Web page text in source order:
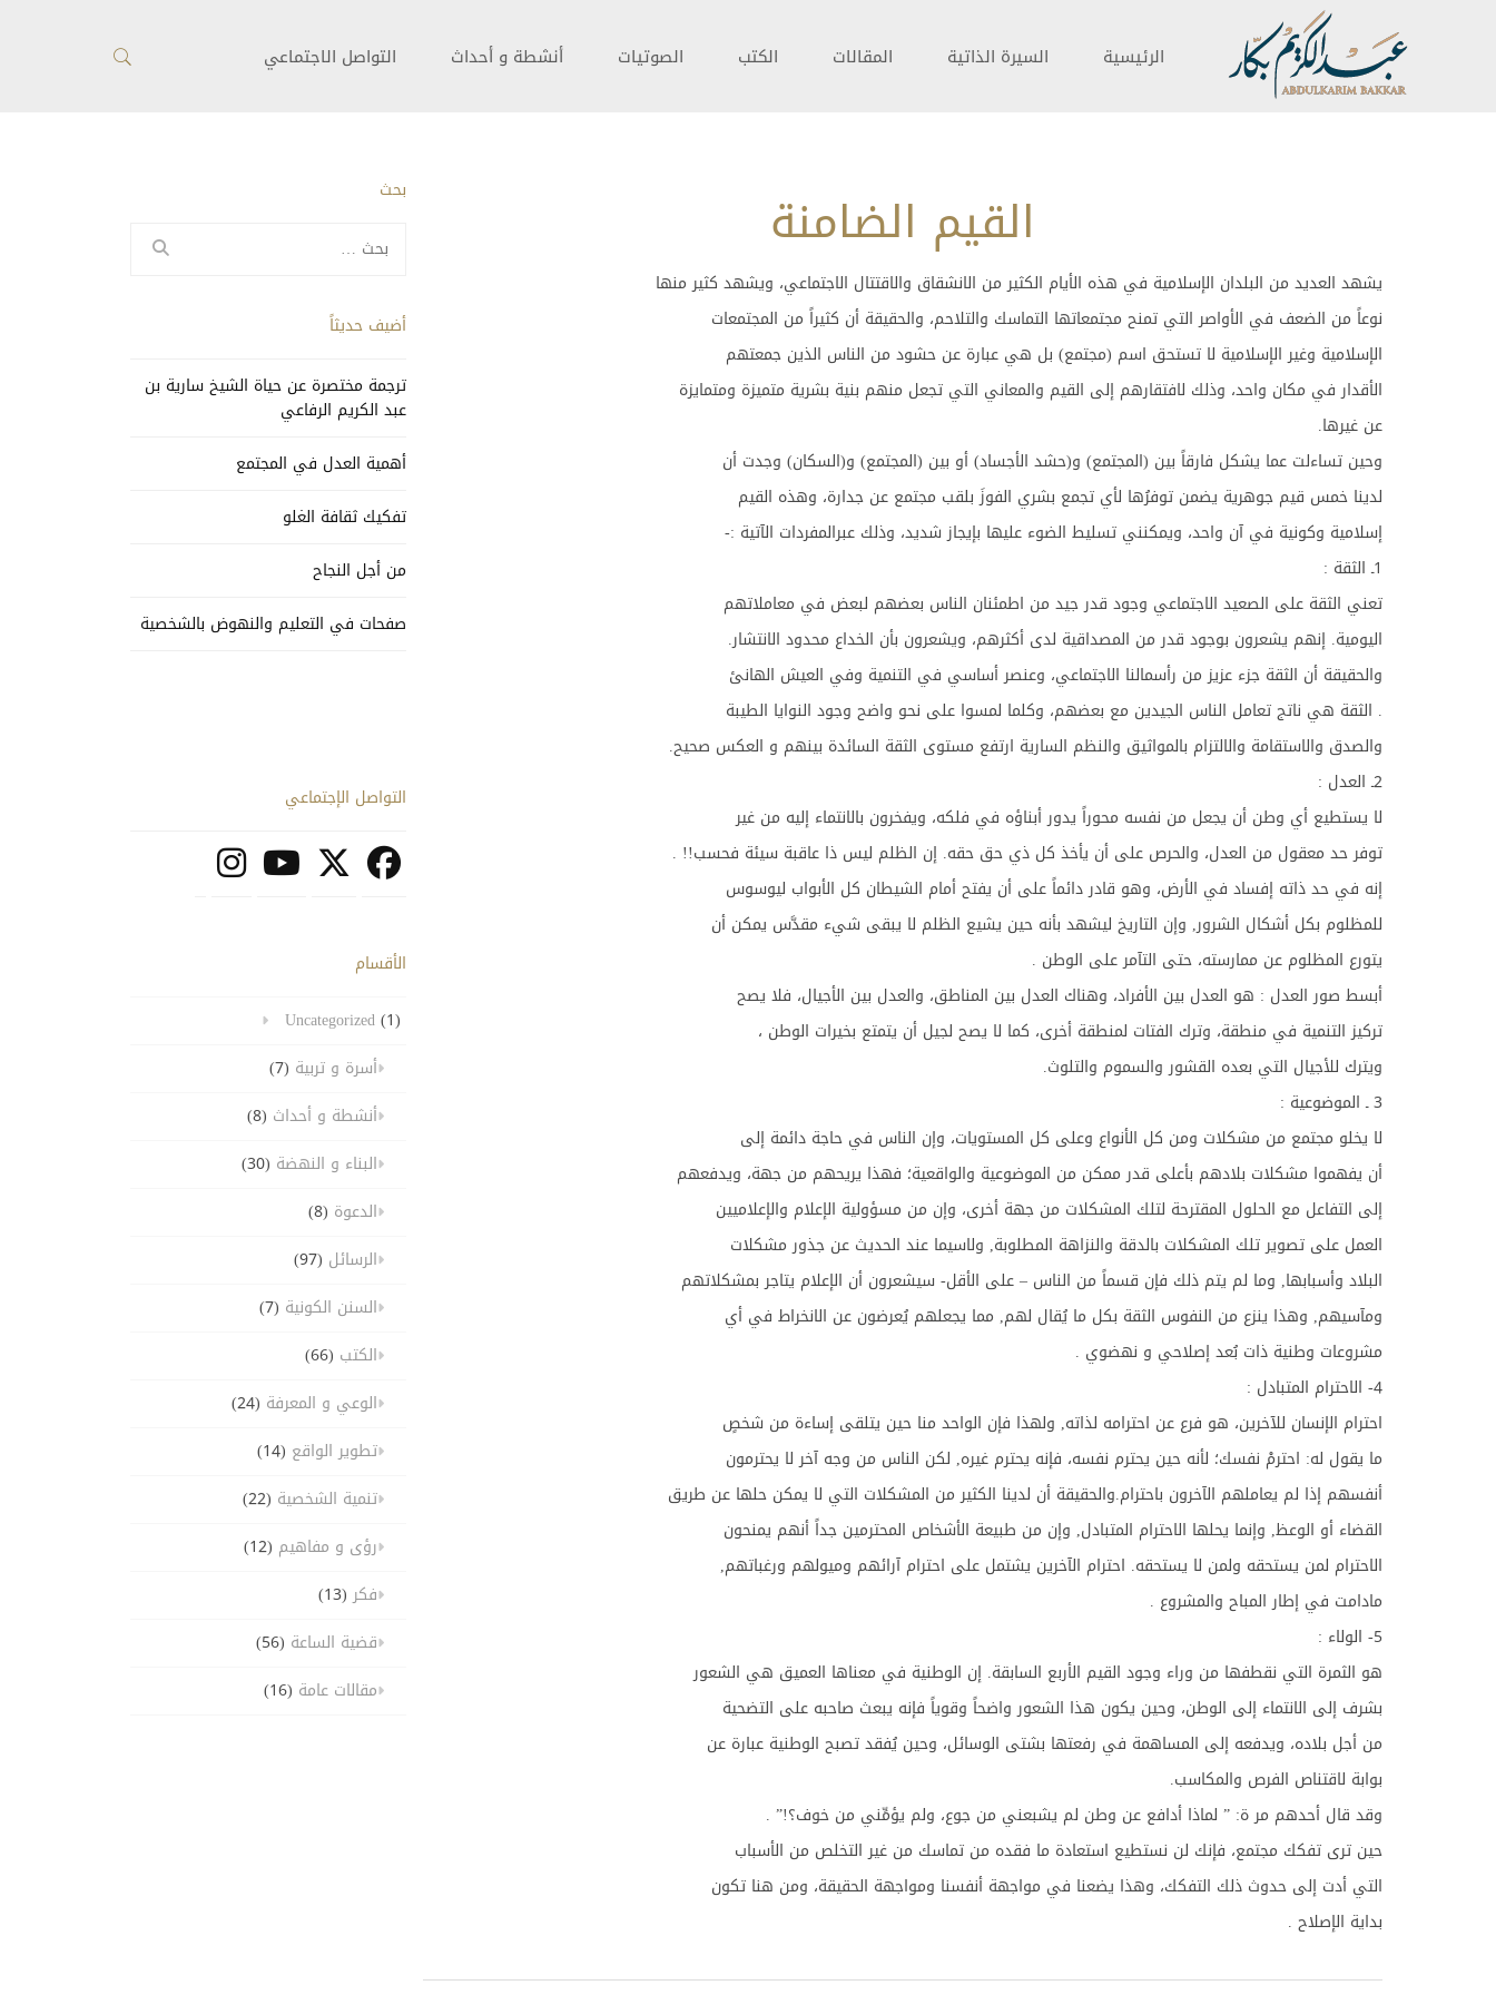
الرئيسية السيرة الذاتية المقالات الكتب الصوتيات أنشطة و أحداث التواصل الاجتماعي
القيم الضامنة
يشهد العديد من البلدان الإسلامية في هذه الأيام الكثير من الانشقاق والاقتتال الاجتماعي، ويشهد كثير منها
نوعاً من الضعف في الأواصر التي تمنح مجتمعاتها التماسك والتلاحم، والحقيقة أن كثيراً من المجتمعات
الإسلامية وغير الإسلامية لا تستحق اسم (مجتمع) بل هي عبارة عن حشود من الناس الذين جمعتهم
الأقدار في مكان واحد، وذلك لافتقارهم إلى القيم والمعاني التي تجعل منهم بنية بشرية متميزة ومتمايزة
عن غيرها.
وحين تساءلت عما يشكل فارقاً بين (المجتمع) و(حشد الأجساد) أو بين (المجتمع) و(السكان) وجدت أن
لدينا خمس قيم جوهرية يضمن توفرُها لأي تجمع بشري الفوزَ بلقب مجتمع عن جدارة، وهذه القيم
إسلامية وكونية في آن واحد، ويمكنني تسليط الضوء عليها بإيجاز شديد، وذلك عبرالمفردات الآتية :-
1ـ الثقة :
تعني الثقة على الصعيد الاجتماعي وجود قدر جيد من اطمئنان الناس بعضهم لبعض في معاملاتهم
اليومية. إنهم يشعرون بوجود قدر من المصداقية لدى أكثرهم، ويشعرون بأن الخداع محدود الانتشار.
والحقيقة أن الثقة جزء عزيز من رأسمالنا الاجتماعي، وعنصر أساسي في التنمية وفي العيش الهانئ
. الثقة هي ناتج تعامل الناس الجيدين مع بعضهم، وكلما لمسوا على نحو واضح وجود النوايا الطيبة
والصدق والاستقامة والالتزام بالمواثيق والنظم السارية ارتفع مستوى الثقة السائدة بينهم و العكس صحيح.
2ـ العدل :
لا يستطيع أي وطن أن يجعل من نفسه محوراً يدور أبناؤه في فلكه، ويفخرون بالانتماء إليه من غير
توفر حد معقول من العدل، والحرص على أن يأخذ كل ذي حق حقه. إن الظلم ليس ذا عاقبة سيئة فحسب!! .
إنه في حد ذاته إفساد في الأرض، وهو قادر دائماً على أن يفتح أمام الشيطان كل الأبواب ليوسوس
للمظلوم بكل أشكال الشرور, وإن التاريخ ليشهد بأنه حين يشيع الظلم لا يبقى شيء مقدَّس يمكن أن
يتورع المظلوم عن ممارسته، حتى التآمر على الوطن .
أبسط صور العدل : هو العدل بين الأفراد، وهناك العدل بين المناطق، والعدل بين الأجيال، فلا يصح
تركيز التنمية في منطقة، وترك الفتات لمنطقة أخرى، كما لا يصح لجيل أن يتمتع بخيرات الوطن ،
ويترك للأجيال التي بعده القشور والسموم والتلوث.
3 ـ الموضوعية :
لا يخلو مجتمع من مشكلات ومن كل الأنواع وعلى كل المستويات، وإن الناس في حاجة دائمة إلى
أن يفهموا مشكلات بلادهم بأعلى قدر ممكن من الموضوعية والواقعية؛ فهذا يريحهم من جهة، ويدفعهم
إلى التفاعل مع الحلول المقترحة لتلك المشكلات من جهة أخرى، وإن من مسؤولية الإعلام والإعلاميين
العمل على تصوير تلك المشكلات بالدقة والنزاهة المطلوبة, ولاسيما عند الحديث عن جذور مشكلات
البلاد وأسبابها, وما لم يتم ذلك فإن قسماً من الناس – على الأقل- سيشعرون أن الإعلام يتاجر بمشكلاتهم
ومآسيهم, وهذا ينزع من النفوس الثقة بكل ما يُقال لهم, مما يجعلهم يُعرضون عن الانخراط في أي
مشروعات وطنية ذات بُعد إصلاحي و نهضوي .
4- الاحترام المتبادل :
احترام الإنسان للآخرين، هو فرع عن احترامه لذاته, ولهذا فإن الواحد منا حين يتلقى إساءة من شخصٍ
ما يقول له: احترمْ نفسك؛ لأنه حين يحترم نفسه، فإنه يحترم غيره, لكن الناس من وجه آخر لا يحترمون
أنفسهم إذا لم يعاملهم الآخرون باحترام.والحقيقة أن لدينا الكثير من المشكلات التي لا يمكن حلها عن طريق
القضاء أو الوعظ, وإنما يحلها الاحترام المتبادل, وإن من طبيعة الأشخاص المحترمين جداً أنهم يمنحون
الاحترام لمن يستحقه ولمن لا يستحقه. احترام الآخرين يشتمل على احترام آرائهم وميولهم ورغباتهم,
مادامت في إطار المباح والمشروع .
5- الولاء :
هو الثمرة التي نقطفها من وراء وجود القيم الأربع السابقة. إن الوطنية في معناها العميق هي الشعور
بشرف إلى الانتماء إلى الوطن، وحين يكون هذا الشعور واضحاً وقوياً فإنه يبعث صاحبه على التضحية
من أجل بلاده، ويدفعه إلى المساهمة في رفعتها بشتى الوسائل، وحين يُفقد تصبح الوطنية عبارة عن
بوابة لاقتناص الفرص والمكاسب.
وقد قال أحدهم مر ة: ” لماذا أدافع عن وطن لم يشبعني من جوع، ولم يؤمِّني من خوف؟!” .
حين ترى تفكك مجتمع، فإنك لن نستطيع استعادة ما فقده من تماسك من غير التخلص من الأسباب
التي أدت إلى حدوث ذلك التفكك، وهذا يضعنا في مواجهة أنفسنا ومواجهة الحقيقة، ومن هنا تكون
بداية الإصلاح .
بحث
عن:
أضيف حديثاً
ترجمة مختصرة عن حياة الشيخ سارية بن
عبد الكريم الرفاعي
أهمية العدل في المجتمع
تفكيك ثقافة الغلو
من أجل النجاح
صفحات في التعليم والنهوض بالشخصية
التواصل الإجتماعي
الأقسام
Uncategorized(1)
أسرة و تربية (7)
أنشطة و أحداث (8)
البناء و النهضة (30)
الدعوة (8)
الرسائل (97)
السنن الكونية (7)
الكتب (66)
الوعي و المعرفة (24)
تطوير الواقع (14)
تنمية الشخصية (22)
رؤى و مفاهيم (12)
فكر(13)
قضية الساعة (56)
مقالات عامة (16)